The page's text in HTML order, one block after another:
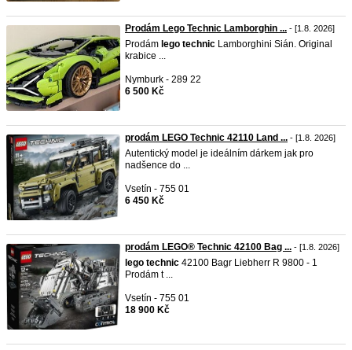
Prodám Lego Technic Lamborghin ... - [1.8. 2026]
Prodám lego technic Lamborghini Sián. Original
krabice ...
Nymburk - 289 22
6 500 Kč
prodám LEGO Technic 42110 Land ... - [1.8. 2026]
Autentický model je ideálním dárkem jak pro
nadšence do ...
Vsetín - 755 01
6 450 Kč
prodám LEGO® Technic 42100 Bag ... - [1.8. 2026]
lego technic 42100 Bagr Liebherr R 9800 - 1
Prodám t ...
Vsetín - 755 01
18 900 Kč